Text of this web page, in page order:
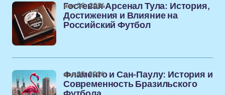
Гостевая Арсенал Тула: История,
Достижения и Влияние на
Российский Футбол
ноя 26, 2024
Фламенго и Сан-Паулу: История и
Современность Бразильского
ноя 22, 2024